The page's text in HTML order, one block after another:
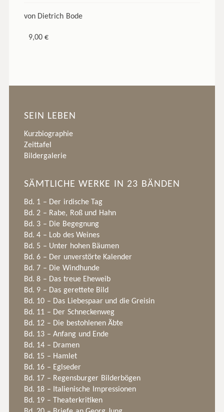
von Dietrich Bode
9,00 €
SEIN LEBEN
Kurzbiographie
Zeittafel
Bildergalerie
SÄMTLICHE WERKE IN 23 BÄNDEN
Bd. 1 – Der irdische Tag
Bd. 2 – Rabe, Roß und Hahn
Bd. 3 – Die Begegnung
Bd. 4 – Lob des Weines
Bd. 5 – Unter hohen Bäumen
Bd. 6 – Der unverstörte Kalender
Bd. 7 – Die Windhunde
Bd. 8 – Das treue Eheweib
Bd. 9 – Das gerettete Bild
Bd. 10 – Das Liebespaar und die Greisin
Bd. 11 – Der Schneckenweg
Bd. 12 – Die bestohlenen Äbte
Bd. 13 – Anfang und Ende
Bd. 14 – Dramen
Bd. 15 – Hamlet
Bd. 16 – Eglseder
Bd. 17 – Regensburger Bilderbögen
Bd. 18 – Italienische Impressionen
Bd. 19 – Theaterkritiken